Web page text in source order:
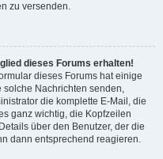
zu versenden.
dieses Forums erhalten!
dieses Forums hat einige
solche Nachrichten senden,
die komplette E-Mail, die
ganz wichtig, die Kopfzeilen
über den Benutzer, der die
dann entsprechend reagieren.